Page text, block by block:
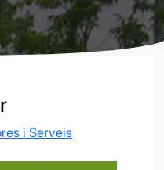
i Serveis